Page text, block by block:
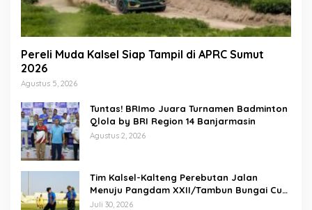
Pereli Muda Kalsel Siap Tampil di APRC Sumut
2026
Agustus 5, 2026
Tuntas! BRImo Juara Turnamen Badminton
Qlola by BRI Region 14 Banjarmasin
Agustus 2, 2026
Tim Kalsel-Kalteng Perebutan Jalan
Menuju Pangdam XXII/Tambun Bungai Cup
Banjarmasin
Juli 30, 2026